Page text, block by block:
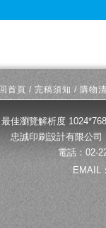
首頁 /完稿須知 /購物
最佳瀏覽解析度
忠誠印刷設計有限公
電話：02-
EMAIL